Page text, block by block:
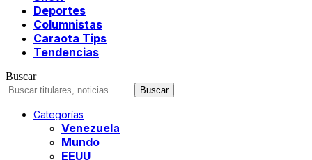
Deportes
Columnistas
Caraota Tips
Tendencias
Buscar
Categorías
Venezuela
Mundo
EEUU